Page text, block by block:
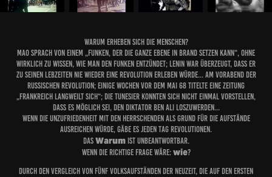
Warum erheben sich die Menschen?
Mao sprach von einem „Funken, der die ganze Ebene in Brand setzen kann“, ohne
wirklich zu wissen, wie man den Funken entzündet; Lenin war überzeugt, dass er
zu seinen Lebzeiten nie wieder eine Revolution erleben würde... am Vorabend der
russischen Revolution; einige Wochen vor dem Mai 68 titelte eine Zeitung
„Frankreich langweilt sich“; die Tunesier konnten sich nicht einmal vorstellen,
dass es möglich sei, den Diktator Ben Ali loszuwerden...
Wenn die Unzufriedenheit mit den Herrschenden als Grund für die Aufstände
ausreichen würde, gäbe es jeden Tag Revolutionen.
Das Warumist unbeantwortbar.
wenn die richtige Frage wäre: wie?
Durch den Vergleich von fünf Volksaufständen der Neuzeit, die auf den ersten